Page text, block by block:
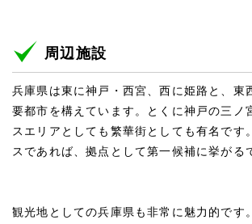
周辺施設
兵庫県は東に神戸・西宮、西に姫路と、東
要都市を構えています。とくに神戸の三ノ
スエリアとしても繁華街としても有名です
スであれば、拠点として第一候補に挙がる
観光地としての兵庫県も非常に魅力的です